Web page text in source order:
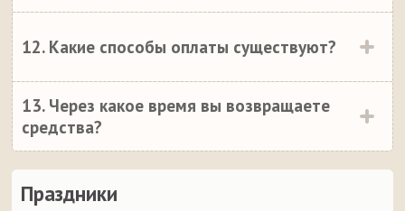
Праздники
12. Какие способы оплаты существуют?
13. Через какое время вы возвращаете
средства?